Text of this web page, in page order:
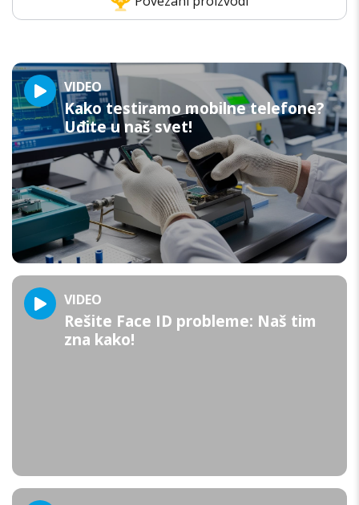
VIDEO
Kako testiramo mobilne telefone?
Uđite u naš svet!
VIDEO
Rešite Face ID probleme: Naš tim
zna kako!